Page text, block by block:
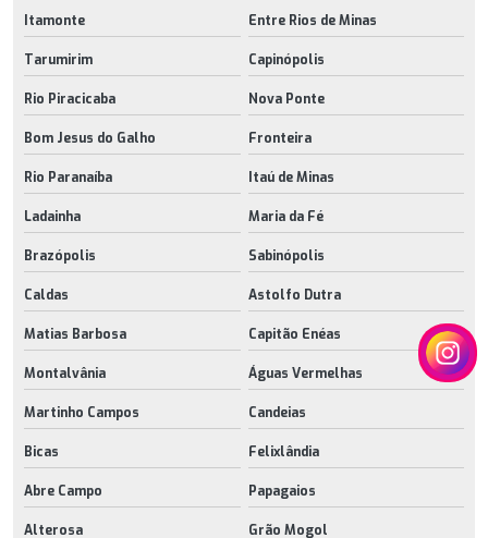
Itamonte Entre Rios de Minas
Tarumirim Capinópolis
Rio Piracicaba Nova Ponte
Bom Jesus do Galho Fronteira
Rio Paranaíba Itaú de Minas
Ladainha Maria da Fé
Brazópolis Sabinópolis
Caldas Astolfo Dutra
Matias Barbosa Capitão Enéas
Montalvânia Águas Vermelhas
Martinho Campos Candeias
Bicas Felixlândia
Abre Campo Papagaios
Alterosa Grão Mogol